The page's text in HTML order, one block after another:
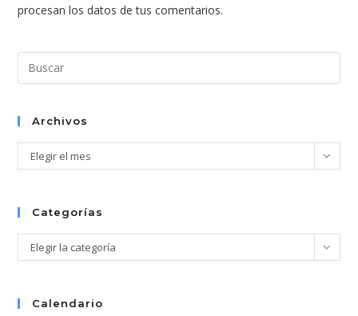
(opcional)
procesan los datos de tus comentarios.
el
Archivos
Archivos
Elegir el mes
Categorías
Categorías
Elegir la categoría
Calendario